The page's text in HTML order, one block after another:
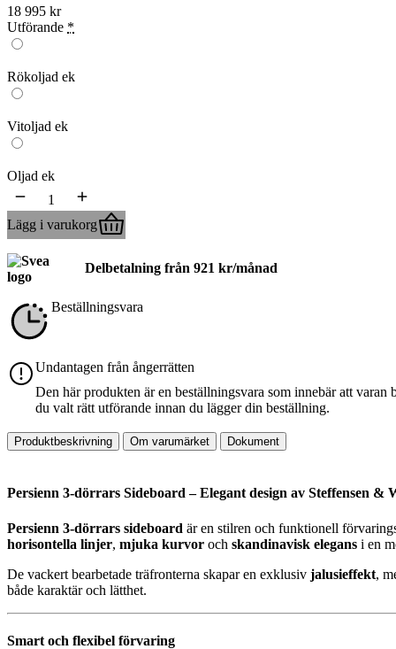
18 995 kr
Utförande *
Rökoljad ek
Vitoljad ek
Oljad ek
Lägg i varukorg
Delbetalning från 921 kr/månad
Beställningsvara
Undantagen från ångerrätten
Den här produkten är en beställningsvara som innebär att
du valt rätt utförande innan du lägger din beställning.
Produktbeskrivning Om varumärket Dokument
Persienn 3-dörrars Sideboard – Elegant design av Steffensen &
Persienn 3-dörrars sideboard är en stilren och funktionell
horisontella linjer, mjuka kurvor och skandinavisk elegans i en
De vackert bearbetade träfronterna skapar en exklusiv jalusieffekt,
både karaktär och lätthet.
Smart och flexibel förvaring